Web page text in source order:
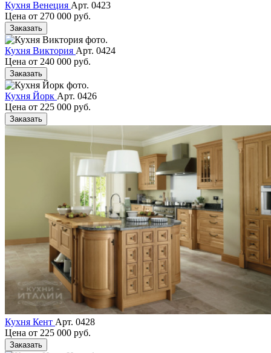
Кухня Венеция Арт. 0423
Цена от 270 000 руб.
Заказать
Кухня Виктория Арт. 0424
Цена от 240 000 руб.
Заказать
Кухня Йорк Арт. 0426
Цена от 225 000 руб.
Заказать
Кухня Кент Арт. 0428
Цена от 225 000 руб.
Заказать